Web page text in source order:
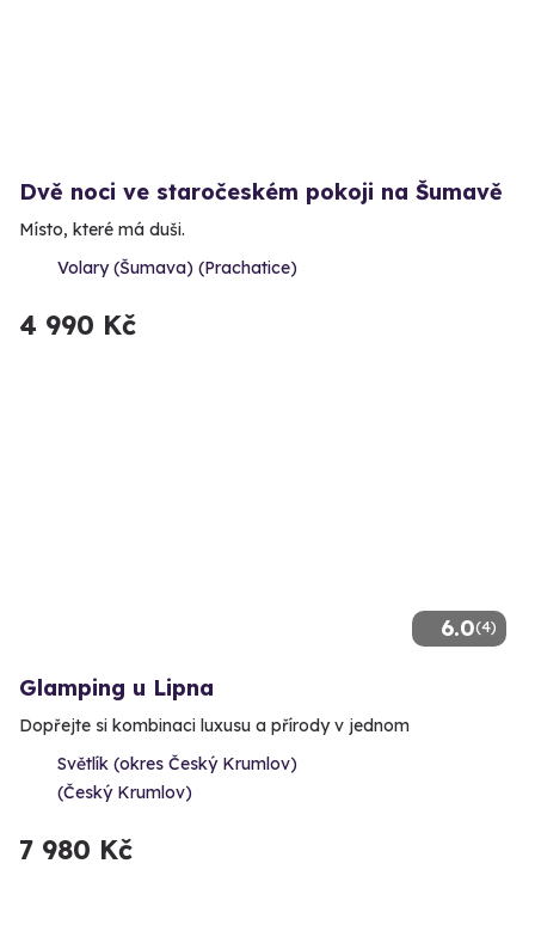
Dvě noci ve staročeském pokoji na Šumavě
Místo, které má duši.
Volary (Šumava) (Prachatice)
4 990 Kč
6.0(4)
Glamping u Lipna
Dopřejte si kombinaci luxusu a přírody v jednom
Světlík (okres Český Krumlov)
(Český Krumlov)
7 980 Kč